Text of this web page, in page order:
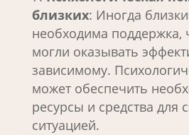
близких: Иногда
необходима поддержка,
могли оказывать
зависимому.
может обеспечить
ресурсы и средства для
ситуацией.